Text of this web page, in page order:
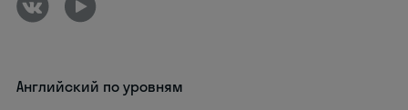
Английский по уровням